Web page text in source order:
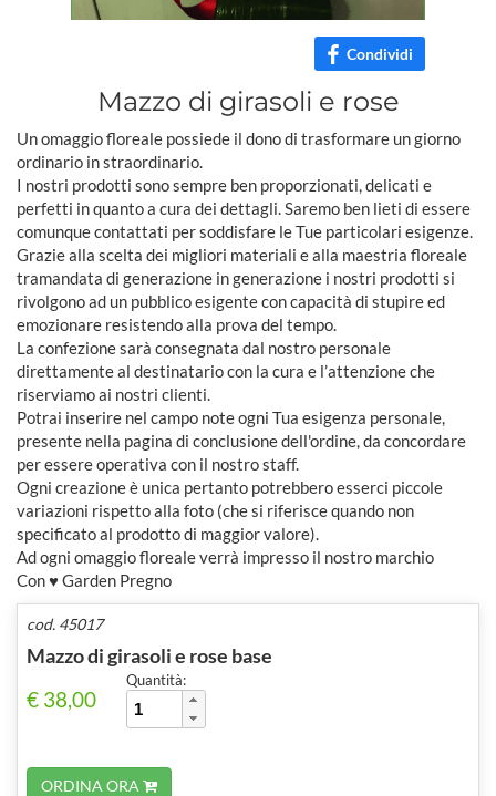
Condividi
Mazzo di girasoli e rose
Un omaggio floreale possiede il dono di trasformare un giorno
ordinario in straordinario.
I nostri prodotti sono sempre ben proporzionati, delicati e
perfetti in quanto a cura dei dettagli. Saremo ben lieti di essere
comunque contattati per soddisfare le Tue particolari esigenze.
Grazie alla scelta dei migliori materiali e alla maestria floreale
tramandata di generazione in generazione i nostri prodotti si
rivolgono ad un pubblico esigente con capacità di stupire ed
emozionare resistendo alla prova del tempo.
La confezione sarà consegnata dal nostro personale
direttamente al destinatario con la cura e l’attenzione che
riserviamo ai nostri clienti.
Potrai inserire nel campo note ogni Tua esigenza personale,
presente nella pagina di conclusione dell'ordine, da concordare
per essere operativa con il nostro staff.
Ogni creazione è unica pertanto potrebbero esserci piccole
variazioni rispetto alla foto (che si riferisce quando non
specificato al prodotto di maggior valore).
Ad ogni omaggio floreale verrà impresso il nostro marchio
Con ♥ Garden Pregno
cod. 45017
Mazzo di girasoli e rose base
€ 38,00
Quantità:
ORDINA ORA